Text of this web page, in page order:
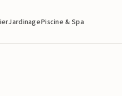
JardinagePiscine & Spa